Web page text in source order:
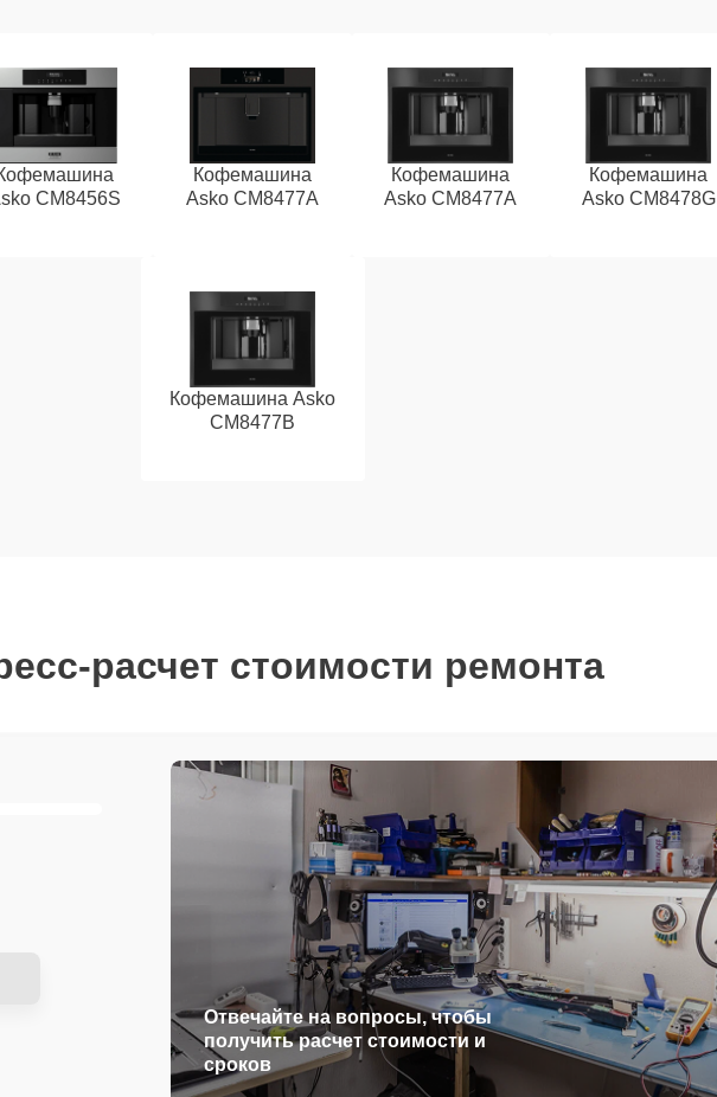
CM8456S
Кофемашина
Asko CM8477A
Кофемашина
Asko СМ8477А
Кофемашина
Asko CM8478G
Кофемашина Asko
CM8477B
расчет стоимости ремонта
Отвечайте на вопросы, чтобы
получить расчет стоимости и
сроков